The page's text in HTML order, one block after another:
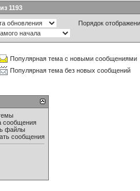
1193
Порядок
Популярная тема с новыми сообщениями
Популярная тема без новых сообщений
сообщения
файлы
сообщения